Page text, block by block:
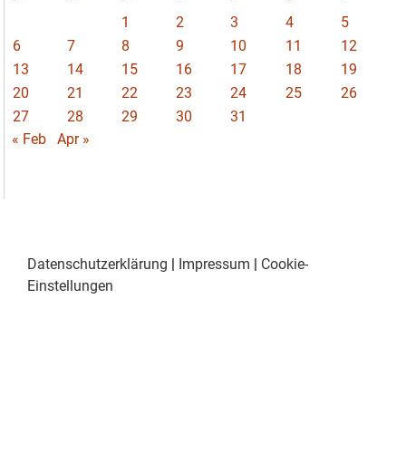
1 2 3 4
5
6
7 8 9 10 11
12
13
14 15 16 17 18
19
20
21 22 23 24 25
26
27
28 29 30
31
« Feb
Apr »
Datenschutzerklärung Impressum
Cookie-
Einstellungen